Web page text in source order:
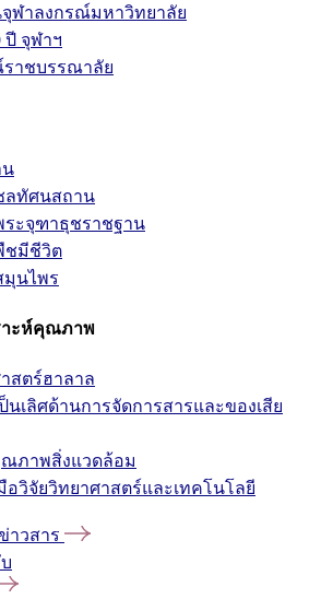
ฬาลงกรณ์มหาวิทยาลัย
ปี จุฬาฯ
าชบรรณาลัย
น
ทัศนสถาน
ะจุฑาธุชราชฐาน
มีชีวิต
นไพร
าะห์คุณภาพ
สตร์ฮาลาล
นเลิศด้านการจัดการสารและของเสีย
ภาพสิ่งแวดล้อม
อวิจัยวิทยาศาสตร์และเทคโนโลยี
าวสาร